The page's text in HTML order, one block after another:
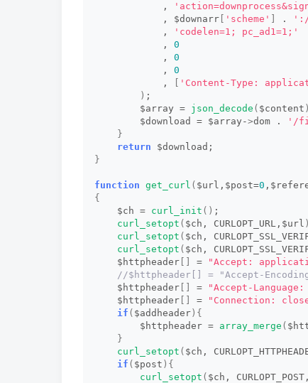
            ,
            , $downarr
'scheme' .
            ,
'codelen=1; pc_ad1=1;'
            ,
0
            ,
0
            ,
0
            ,
'Content-Type:
) ;
        $array =
json_decode ( $content )
        $download = $array-
>dom . '/
}
return $download;
}
function get_curl ( $url,$post=0
{
    $ch =
curl_init () ;
curl_setopt ( $ch, CURLOPT_URL,$url )
curl_setopt ( $ch,
curl_setopt ( $ch,
    $httpheader
= "Accept:
//$httpheader[] = "Accept-
    $httpheader
= "Accept-
    $httpheader
= "Connection:
if ( $addheader ){
        $httpheader =
array_merge (
}
curl_setopt ( $ch,
if ( $post ){
curl_setopt ( $ch,